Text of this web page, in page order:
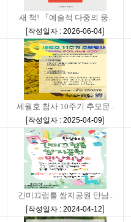
새 책! 『예술적 다중의 웅..
[작성일자 : 2026-06-04]
세월호 참사 10주기 추모문..
[작성일자 : 2025-04-09]
긴미끄럼틀 쌈지공원 만남..
[작성일자 : 2024-04-12]